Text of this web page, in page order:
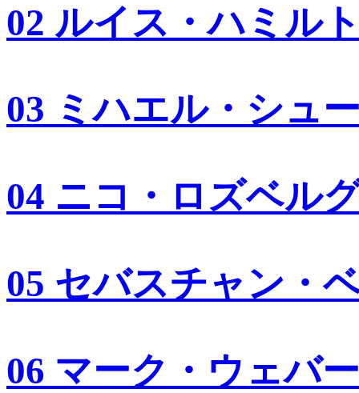
02 ルイス・ハミル
03 ミハエル・シュ
04 ニコ・ロズベル
05 セバスチャン・
06 マーク・ウェバー